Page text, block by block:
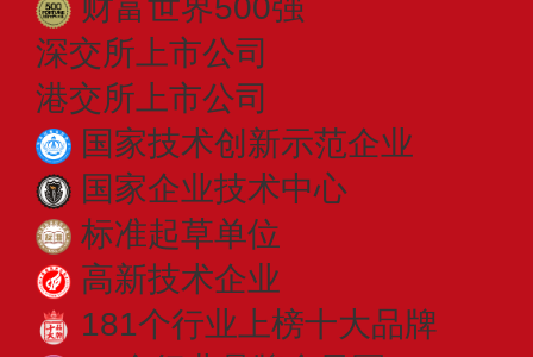
财富世界500强
深交所上市公司
港交所上市公司
国家技术创新示范企业
国家企业技术中心
标准起草单位
高新技术企业
181个行业上榜十大品牌